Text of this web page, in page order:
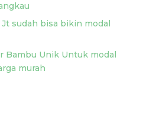
Jt sudah bisa bikin modal
Bambu Unik Untuk modal
murah